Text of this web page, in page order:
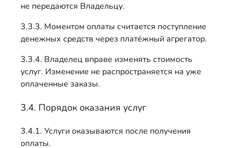
не передаются Владельцу.
3.3.3. Моментом оплаты считается поступление
денежных средств через платёжный агрегатор.
3.3.4. Владелец вправе изменять стоимость
услуг. Изменение не распространяется на уже
оплаченные заказы.
3.4. Порядок оказания услуг
3.4.1. Услуги оказываются после получения
оплаты.